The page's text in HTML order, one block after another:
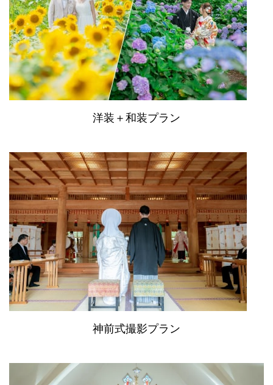
洋装＋和装プラン
神前式撮影プラン